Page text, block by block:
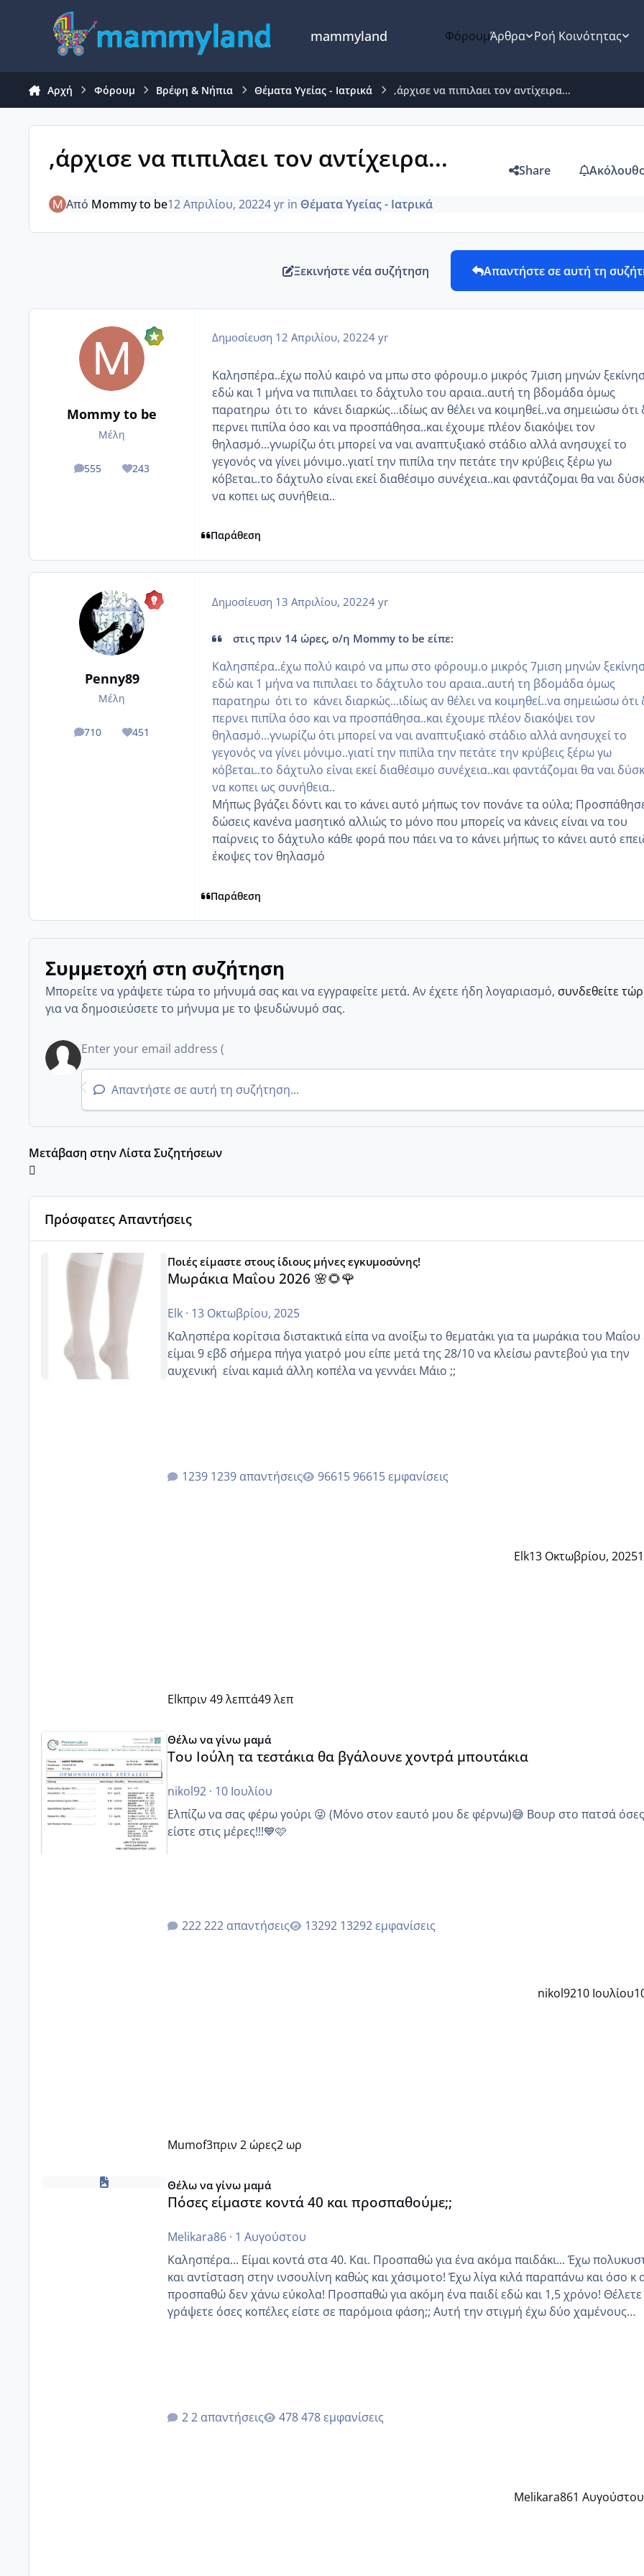
Μετάβαση σε περιεχόμενο
mammyland ΦόρουμΆρθρα Ροή Κοινότητας
Αρχή Φόρουμ Βρέφη & Νήπια Θέματα Υγείας - Ιατρικά ,άρχισε να πιπιλαει τον αντίχειρα...
,άρχισε να πιπιλαει τον αντίχειρα... Share
Από Mommy to be12 Απριλίου, 20224 yr in Θέματα Υγείας - Ιατρικά
Ξεκινήστε νέα συζήτηση Απαντήστε σε αυτή τη
Mommy to be
Μέλη
555
posts 243
Reputation
Δημοσίευση 12 Απριλίου, 20224 yr
Καλησπέρα..έχω πολύ καιρό να μπω στο φόρουμ.ο μικρός 7μιση μηνών
εδώ και 1 μήνα να πιπιλαει το δάχτυλο του αραια..αυτή τη βδομάδα όμως
παρατηρω ότι το κάνει διαρκώς...ιδίως αν θέλει να κοιμηθεί..να σημειώσω ότι
περνει πιπίλα όσο και να προσπάθησα..και έχουμε πλέον διακόψει τον
θηλασμό...γνωρίζω ότι μπορεί να ναι αναπτυξιακό στάδιο αλλά ανησυχεί το
γεγονός να γίνει μόνιμο..γιατί την πιπίλα την πετάτε την κρύβεις ξέρω γω
κόβεται..το δάχτυλο είναι εκεί διαθέσιμο συνέχεια..και φαντάζομαι θα ναι
να κοπει ως συνήθεια..
Παράθεση
Penny89
Μέλη
710
posts 451
Reputation
Δημοσίευση 13 Απριλίου, 20224 yr
στις πριν 14 ώρες, ο/η Mommy to be είπε:
Καλησπέρα..έχω πολύ καιρό να μπω στο φόρουμ.ο μικρός 7μιση μηνών
εδώ και 1 μήνα να πιπιλαει το δάχτυλο του αραια..αυτή τη βδομάδα όμως
παρατηρω ότι το κάνει διαρκώς...ιδίως αν θέλει να κοιμηθεί..να σημειώσω ότι
περνει πιπίλα όσο και να προσπάθησα..και έχουμε πλέον διακόψει τον
θηλασμό...γνωρίζω ότι μπορεί να ναι αναπτυξιακό στάδιο αλλά ανησυχεί το
γεγονός να γίνει μόνιμο..γιατί την πιπίλα την πετάτε την κρύβεις ξέρω γω
κόβεται..το δάχτυλο είναι εκεί διαθέσιμο συνέχεια..και φαντάζομαι θα ναι
να κοπει ως συνήθεια..
Μήπως βγάζει δόντι και το κάνει αυτό μήπως τον πονάνε τα ούλα;
δώσεις κανένα μασητικό αλλιώς το μόνο που μπορείς να κάνεις είναι να του
παίρνεις το δάχτυλο κάθε φορά που πάει να το κάνει μήπως το κάνει αυτό
έκοψες τον θηλασμό
Παράθεση
Συμμετοχή στη συζήτηση
Μπορείτε να γράψετε τώρα το μήνυμά σας και να εγγραφείτε μετά. Αν έχετε ήδη λογαριασμό, συνδεθείτε
για να δημοσιεύσετε το μήνυμα με το ψευδώνυμό σας.
Απαντήστε σε αυτή τη συζήτηση...
Μετάβαση στην Λίστα Συζητήσεων
Πρόσφατες Απαντήσεις
Μωράκια Μαΐου 2026 🌸🌻🌹
Ποιές είμαστε στους ίδιους μήνες εγκυμοσύνης!
Μωράκια Μαΐου 2026 🌸🌻🌹
Elk· 13 Οκτωβρίου, 2025
Καλησπέρα κορίτσια διστακτικά είπα να ανοίξω το θεματάκι για τα μωράκια του Μαΐου εγώ
είμαι 9 εβδ σήμερα πήγα γιατρό μου είπε μετά της 28/10 να κλείσω ραντεβού για την
αυχενική είναι καμιά άλλη κοπέλα να γεννάει Μάιο ;;
1239 απαντήσεις 96615 εμφανίσεις
Elk13 Οκτωβρίου, 2025
Elkπριν 49 λεπτά49 λεπ
Θέλω να γίνω μαμά
Του Ιούλη τα τεστάκια θα βγάλουνε χοντρά μπουτάκια
nikol92· 10 Ιουλίου
Ελπίζω να σας φέρω γούρι 😜 (Μόνο στον εαυτό μου δε φέρνω)😅 Βουρ στο πατσά όσες
είστε στις μέρες!!!💙🩷
222 απαντήσεις 13292 εμφανίσεις
nikol9210 Ιουλίου
Mumof3πριν 2 ώρες2 ωρ
Πόσες είμαστε κοντά 40 και προσπαθούμε;;
Θέλω να γίνω μαμά
Πόσες είμαστε κοντά 40 και προσπαθούμε;;
Melikara86· 1 Αυγούστου
Καλησπέρα... Είμαι κοντά στα 40. Και. Προσπαθώ για ένα ακόμα παιδάκι... Έχω πολυκυστικές
και αντίσταση στην ινσουλίνη καθώς και χάσιμοτο! Έχω λίγα κιλά παραπάνω και όσο κ
προσπαθώ δεν χάνω εύκολα! Προσπαθώ για ακόμη ένα παιδί εδώ και 1,5 χρόνο! Θέλετε να
γράψετε όσες κοπέλες είστε σε παρόμοια φάση;; Αυτή την στιγμή έχω δύο χαμένους
2 απαντήσεις 478 εμφανίσεις
Melikara861 Αυγούστου